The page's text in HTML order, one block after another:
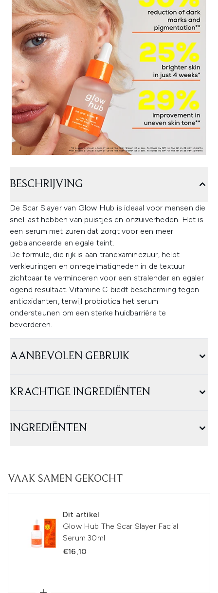
BESCHRIJVING
De Scar Slayer van Glow Hub is ideaal voor mensen die
snel last hebben van puistjes en onzuiverheden. Het is
een serum met zuren dat zorgt voor een meer
gebalanceerde en egale teint.
De formule, die rijk is aan tranexaminezuur, helpt
verkleuringen en onregelmatigheden in de textuur
zichtbaar te verminderen voor een stralender en egaler
ogend resultaat. Vitamine C biedt bescherming tegen
antioxidanten, terwijl probiotica het serum
ondersteunen om een sterke huidbarrière te
bevorderen.
AANBEVOLEN GEBRUIK
KRACHTIGE INGREDIËNTEN
INGREDIËNTEN
VAAK SAMEN GEKOCHT
Dit artikel
Glow Hub The Scar Slayer Facial
Serum 30ml
€16,10